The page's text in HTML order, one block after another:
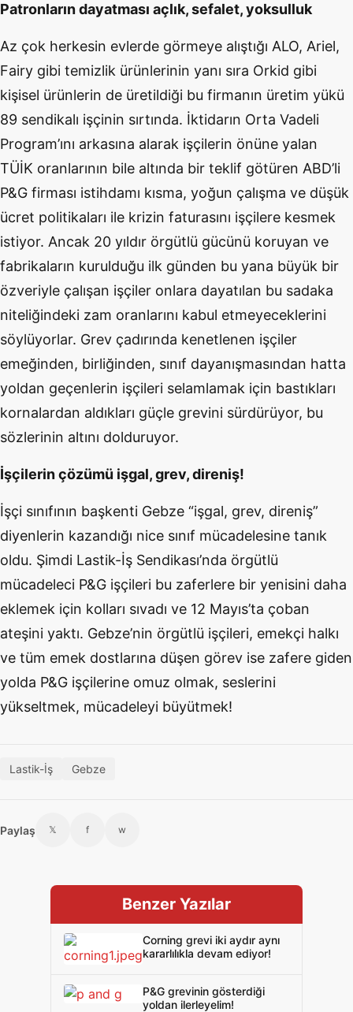
Patronların dayatması açlık, sefalet, yoksulluk
Az çok herkesin evlerde görmeye alıştığı ALO, Ariel,
Fairy gibi temizlik ürünlerinin yanı sıra Orkid gibi
kişisel ürünlerin de üretildiği bu firmanın üretim yükü
89 sendikalı işçinin sırtında. İktidarın Orta Vadeli
Program’ını arkasına alarak işçilerin önüne yalan
TÜİK oranlarının bile altında bir teklif götüren ABD’li
P&G firması istihdamı kısma, yoğun çalışma ve düşük
ücret politikaları ile krizin faturasını işçilere kesmek
istiyor. Ancak 20 yıldır örgütlü gücünü koruyan ve
fabrikaların kurulduğu ilk günden bu yana büyük bir
özveriyle çalışan işçiler onlara dayatılan bu sadaka
niteliğindeki zam oranlarını kabul etmeyeceklerini
söylüyorlar. Grev çadırında kenetlenen işçiler
emeğinden, birliğinden, sınıf dayanışmasından hatta
yoldan geçenlerin işçileri selamlamak için bastıkları
kornalardan aldıkları güçle grevini sürdürüyor, bu
sözlerinin altını dolduruyor.
İşçilerin çözümü işgal, grev, direniş!
İşçi sınıfının başkenti Gebze “işgal, grev, direniş”
diyenlerin kazandığı nice sınıf mücadelesine tanık
oldu. Şimdi Lastik-İş Sendikası’nda örgütlü
mücadeleci P&G işçileri bu zaferlere bir yenisini daha
eklemek için kolları sıvadı ve 12 Mayıs’ta çoban
ateşini yaktı. Gebze’nin örgütlü işçileri, emekçi halkı
ve tüm emek dostlarına düşen görev ise zafere giden
yolda P&G işçilerine omuz olmak, seslerini
yükseltmek, mücadeleyi büyütmek!
Lastik-İş Gebze
Paylaş 𝕏 f w
Benzer Yazılar
Corning grevi iki aydır aynı
kararlılıkla devam ediyor!
P&G grevinin gösterdiği
yoldan ilerleyelim!